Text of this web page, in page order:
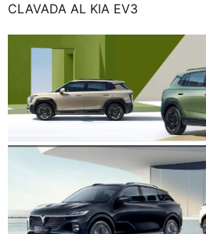
CLAVADA AL KIA EV3